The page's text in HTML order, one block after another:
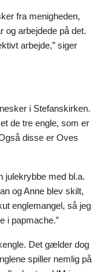
fra menigheden,
og arbejdede på det.
arbejde,” siger
i Stefanskirken.
de tre engle, som er
disse er Oves
julekrybbe med bl.a.
og Anne blev skilt,
englemangel, så jeg
i papmache.”
Det gælder dog
spiller nemlig på